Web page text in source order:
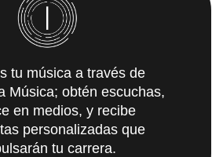
tu música a través de
Música; obtén escuchas,
en medios, y recibe
personalizadas que
tu carrera.